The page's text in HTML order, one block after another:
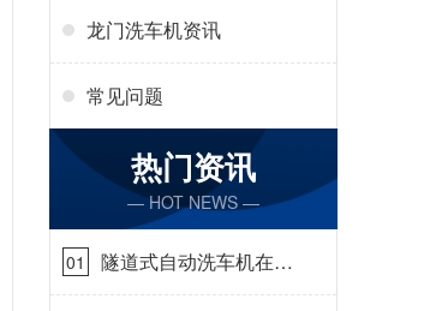
龙门洗车机资讯
常见问题
热门资讯
— HOT NEWS —
01
隧道式自动洗车机在哪
里购买[隆茂鑫晟]